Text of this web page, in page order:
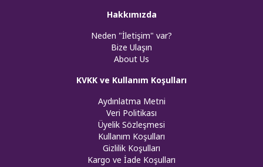
Hakkımızda
Neden "İletişim" var?
Bize Ulaşın
About Us
KVKK ve Kullanım Koşulları
Aydınlatma Metni
Veri Politikası
Üyelik Sözleşmesi
Kullanım Koşulları
Gizlilik Koşulları
Kargo ve İade Koşulları